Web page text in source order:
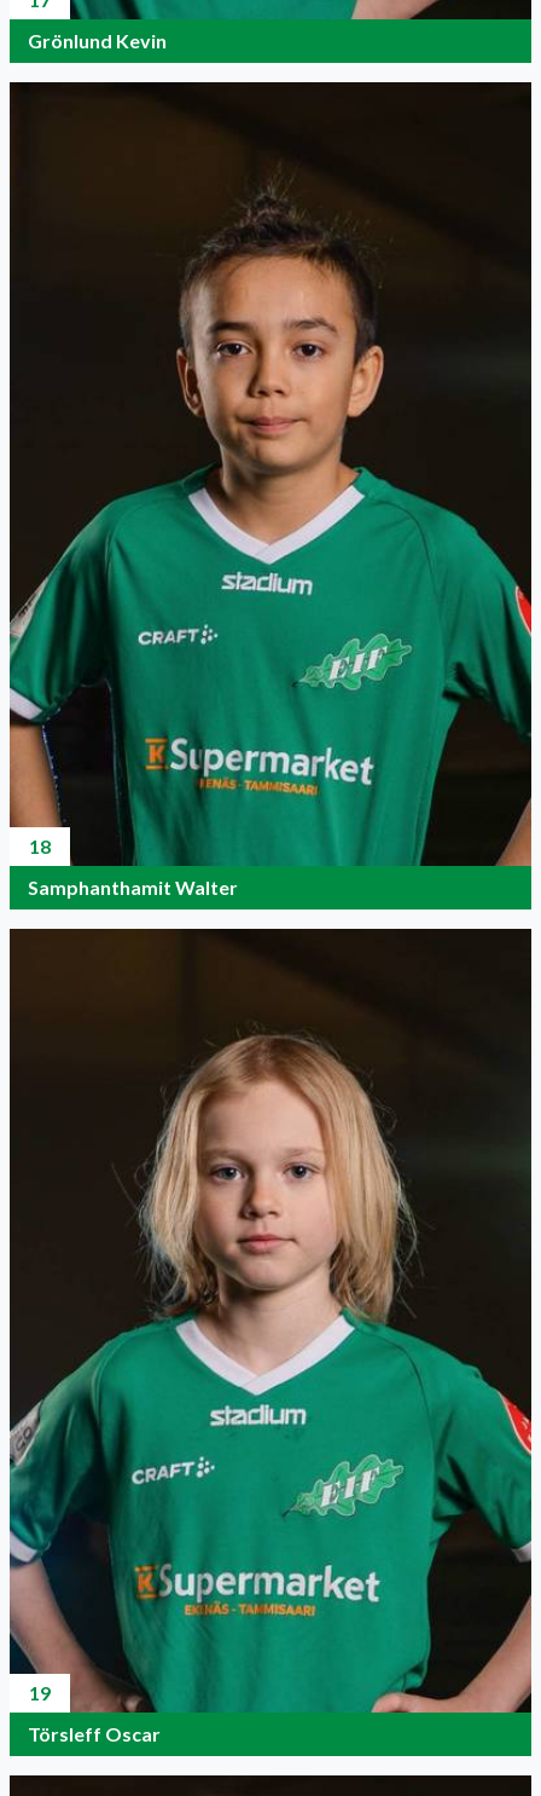
Grönlund Kevin
18
Samphanthamit Walter
19
Törsleff Oscar